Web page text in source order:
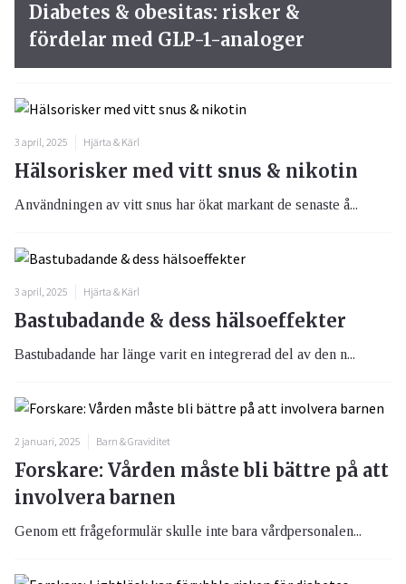
Diabetes & obesitas: risker &
fördelar med GLP-1-analoger
3 april, 2025 Hjärta & Kärl
Hälsorisker med vitt snus & nikotin
Användningen av vitt snus har ökat markant de senaste å...
3 april, 2025 Hjärta & Kärl
Bastubadande & dess hälsoeffekter
Bastubadande har länge varit en integrerad del av den n...
2 januari, 2025 Barn & Graviditet
Forskare: Vården måste bli bättre på att
involvera barnen
Genom ett frågeformulär skulle inte bara vårdpersonalen...